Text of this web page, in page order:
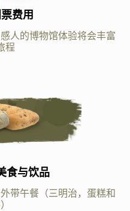
费用
人的博物馆体验将会丰富
程
食与饮品
带午餐（三明治，蛋糕和